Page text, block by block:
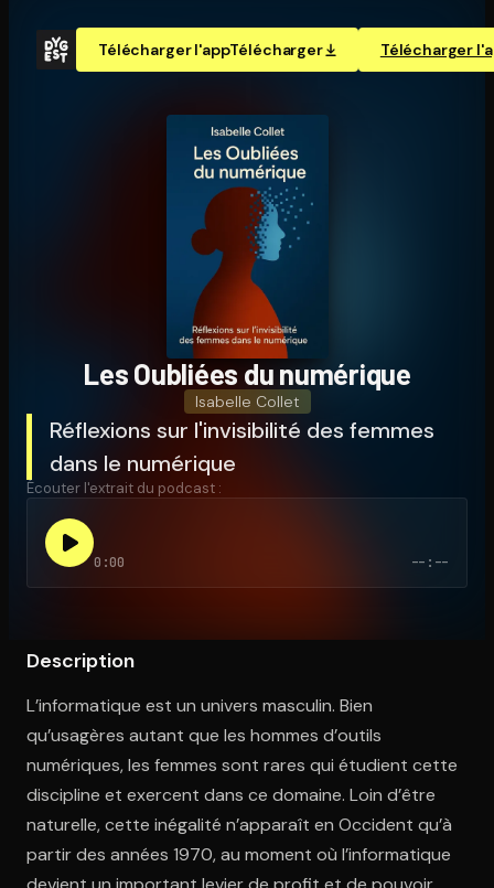
Télécharger l'appTélécharger Télécharger
Ouvre l'app Appareil photo, pointe sur le code. C'est gratuit à
Les Oubliées du numérique
Isabelle Collet
Réflexions sur l'invisibilité des femmes
dans le numérique
Écouter l'extrait du podcast :
0:00 --:--
Description
L’informatique est un univers masculin. Bien
qu’usagères autant que les hommes d’outils
numériques, les femmes sont rares qui étudient cette
discipline et exercent dans ce domaine. Loin d’être
naturelle, cette inégalité n’apparaît en Occident qu’à
partir des années 1970, au moment où l’informatique